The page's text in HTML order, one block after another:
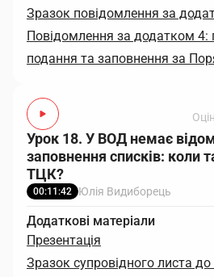
Зразок повідомлення за
Повідомлення за додатком 4:
подання та заповнення за
Урок 18. У ВОД немає
заповнення списків: коли
ТЦК?
00:11:42 Юлія Видиборець
Додаткові матеріали
Презентація
Зразок супровідного листа